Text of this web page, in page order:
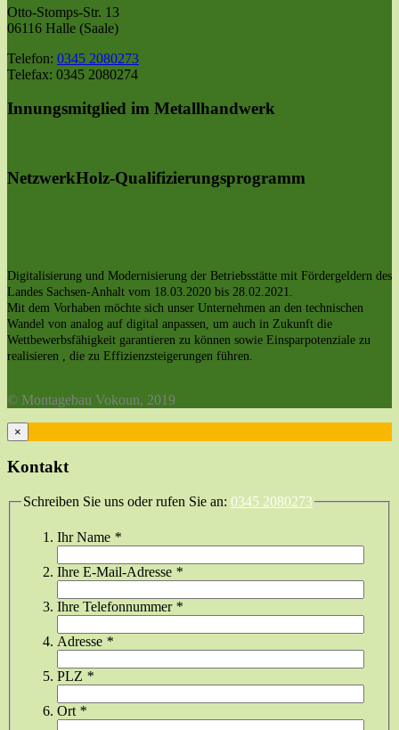
Otto-Stomps-Str. 13
06116 Halle (Saale)
Telefon: 0345 2080273
Telefax: 0345 2080274
Innungsmitglied im Metallhandwerk
NetzwerkHolz-Qualifizierungsprogramm
Digitalisierung und Modernisierung der Betriebsstätte mit Fördergeldern des
Landes Sachsen-Anhalt vom 18.03.2020 bis 28.02.2021.
Mit dem Vorhaben möchte sich unser Unternehmen an den technischen
Wandel von analog auf digital anpassen, um auch in Zukunft die
Wettbewerbsfähigkeit garantieren zu können sowie Einsparpotenziale zu
realisieren , die zu Effizienzsteigerungen führen.
© Montagebau Vokoun, 2019
×
Kontakt
Schreiben Sie uns oder rufen Sie an: 0345 2080273
Ihr Name *
Ihre E-Mail-Adresse *
Ihre Telefonnummer *
Adresse *
PLZ *
Ort *